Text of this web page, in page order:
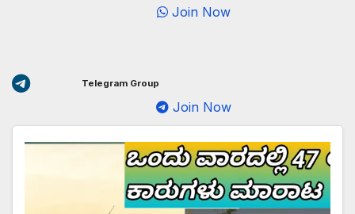
Join Now
Telegram Group
Join Now